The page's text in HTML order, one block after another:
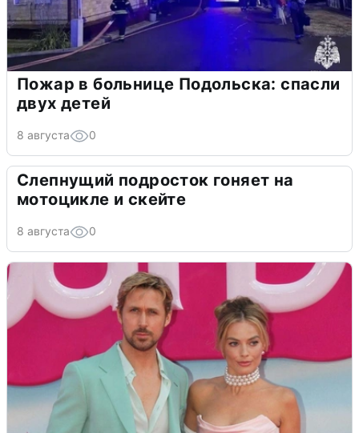
Пожар в больнице Подольска: спасли
двух детей
8 августа 0
Слепнущий подросток гоняет на
мотоцикле и скейте
8 августа 0